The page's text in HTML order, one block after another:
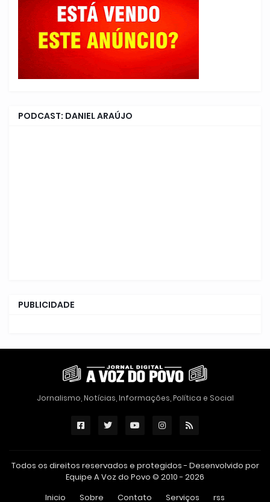
PODCAST: DANIEL ARAÚJO
PUBLICIDADE
Jornalismo, Notícias, Informações, Política e Social
Todos os direitos reservados e protegidos - Desenvolvido por
Equipe A Voz do Povo © 2010 - 2026
Inicio
Sobre Contato Serviços rss